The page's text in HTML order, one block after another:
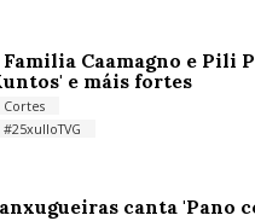
Familia Caamagno e Pili
e máis fortes
Cortes
#25xulloTVG
canta 'Pano